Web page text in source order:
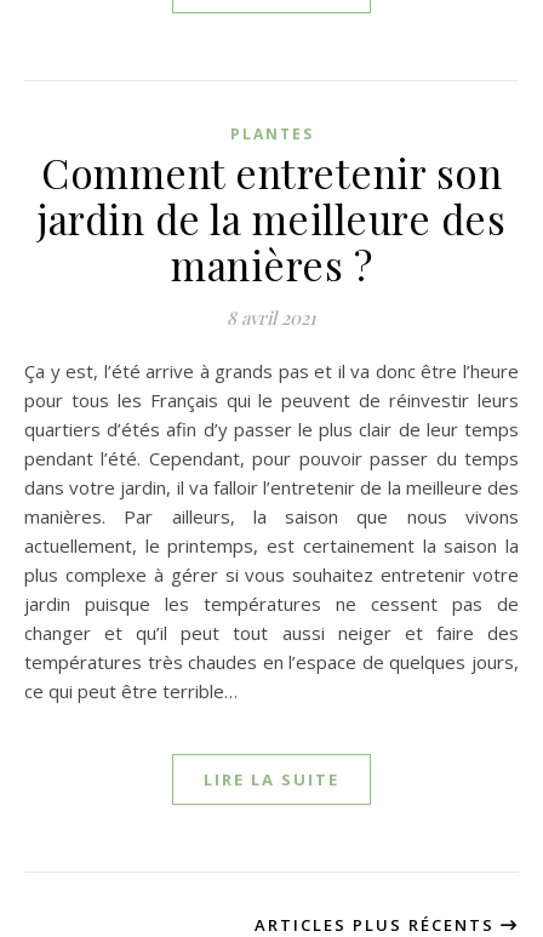
PLANTES
Comment entretenir son
jardin de la meilleure des
manières ?
8 avril 2021
Ça y est, l’été arrive à grands pas et il va donc être l’heure
pour tous les Français qui le peuvent de réinvestir leurs
quartiers d’étés afin d’y passer le plus clair de leur temps
pendant l’été. Cependant, pour pouvoir passer du temps
dans votre jardin, il va falloir l’entretenir de la meilleure des
manières. Par ailleurs, la saison que nous vivons
actuellement, le printemps, est certainement la saison la
plus complexe à gérer si vous souhaitez entretenir votre
jardin puisque les températures ne cessent pas de
changer et qu’il peut tout aussi neiger et faire des
températures très chaudes en l’espace de quelques jours,
ce qui peut être terrible…
LIRE LA SUITE
ARTICLES PLUS RÉCENTS